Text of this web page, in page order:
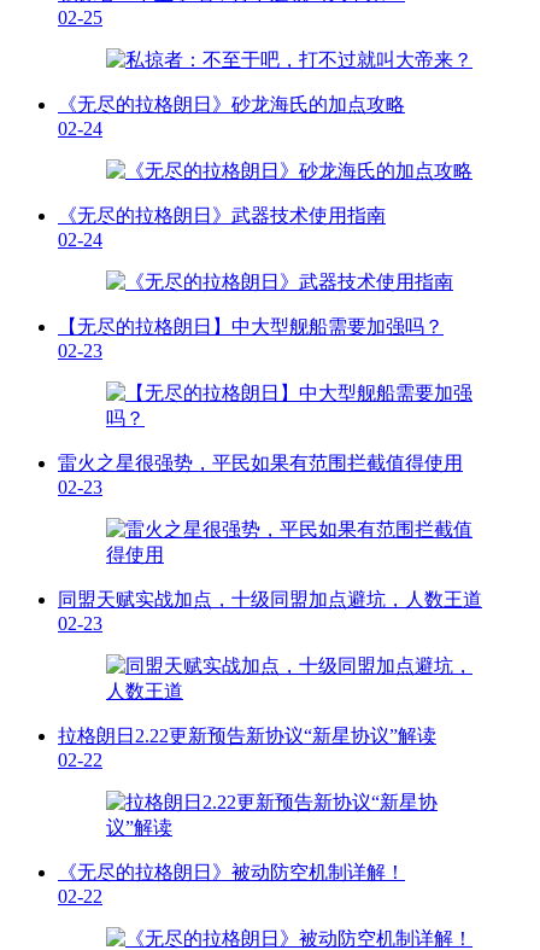
02-25
《无尽的拉格朗日》砂龙海氏的加点攻略
02-24
《无尽的拉格朗日》武器技术使用指南
02-24
【无尽的拉格朗日】中大型舰船需要加强吗？
02-23
雷火之星很强势，平民如果有范围拦截值得使用
02-23
同盟天赋实战加点，十级同盟加点避坑，人数王道
02-23
拉格朗日2.22更新预告新协议“新星协议”解读
02-22
《无尽的拉格朗日》被动防空机制详解！
02-22